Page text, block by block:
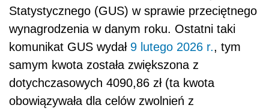
Statystycznego (GUS) w sprawie przeciętnego
wynagrodzenia w danym roku. Ostatni taki
komunikat GUS wydał 9 lutego 2026 r., tym
samym kwota została zwiększona z
dotychczasowych 4090,86 zł (ta kwota
obowiązywała dla celów zwolnień z